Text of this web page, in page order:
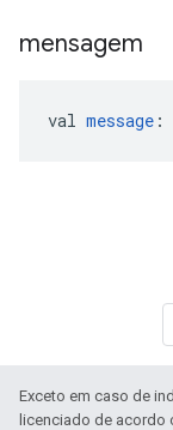
mensagem
val message :
Exceto em caso de
licenciado de acordo